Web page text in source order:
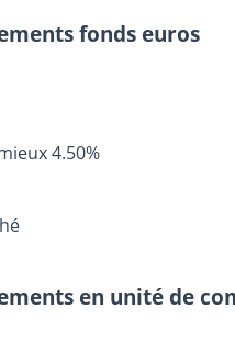
fonds euros
4.50%
en unité de